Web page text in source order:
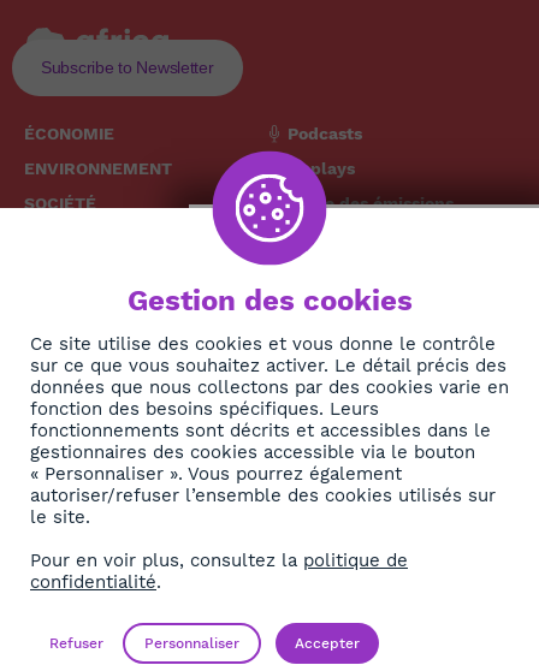
Subscribe to Newsletter
ÉCONOMIE
ENVIRONNEMENT
SOCIÉTÉ
DIASPORA
REJOIGNEZ-NOUS
Podcasts
Replays
Grille des émissions
À propos
Politique de confidentialité
The African
News Hub
NEWSLETTER
S'abonner
Gestion des cookies
Ce site utilise des cookies et vous donne le contrôle
sur ce que vous souhaitez activer. Le détail précis des
données que nous collectons par des cookies varie en
fonction des besoins spécifiques. Leurs
fonctionnements sont décrits et accessibles dans le
gestionnaires des cookies accessible via le bouton
« Personnaliser ». Vous pourrez également
autoriser/refuser l’ensemble des cookies utilisés sur
le site.
Pour en voir plus, consultez la politique de
confidentialité.
Refuser Personnaliser Accepter